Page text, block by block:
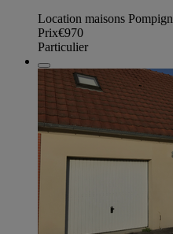
Location maisons
Prix€970
Particulier